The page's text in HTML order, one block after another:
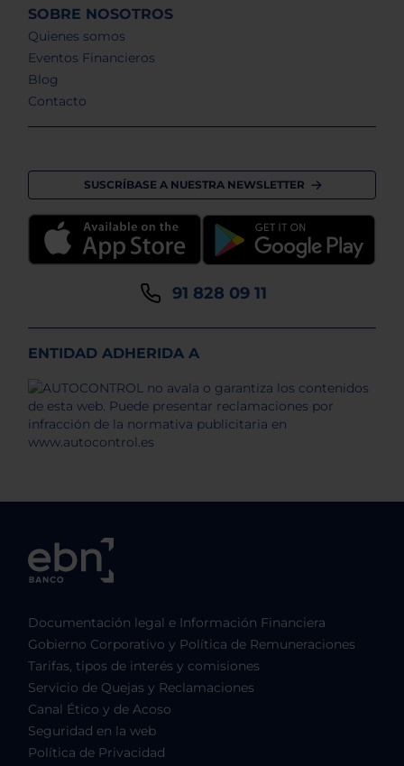
SOBRE NOSOTROS
Quienes somos
Eventos Financieros
Blog
Contacto
SUSCRÍBASE A NUESTRA NEWSLETTER
91 828 09 11
ENTIDAD ADHERIDA A
Documentación legal e Información Financiera
Gobierno Corporativo y Política de Remuneraciones
Tarifas, tipos de interés y comisiones
Servicio de Quejas y Reclamaciones
Canal Ético y de Acoso
Seguridad en la web
Política de Privacidad